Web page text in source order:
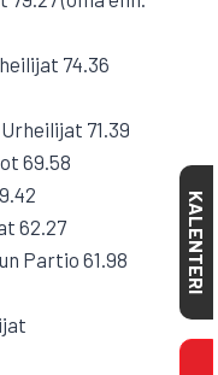
74.36
71.39
69.58
62.27
Partio 61.98
KALENTERI